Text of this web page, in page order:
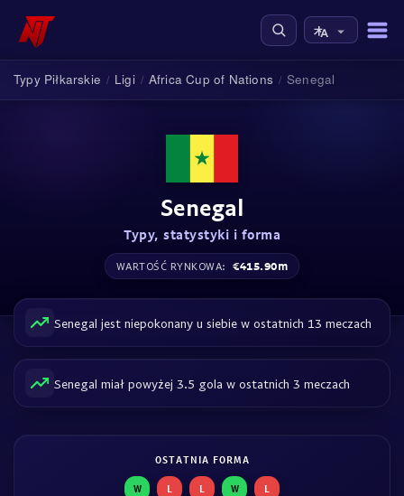
Typy Piłkarskie / Ligi / Africa Cup of Nations / Senegal
Senegal
Typy, statystyki i forma
WARTOŚĆ RYNKOWA: €415.90m
Senegal jest niepokonany u siebie w ostatnich 13 meczach
Senegal miał powyżej 3.5 gola w ostatnich 3 meczach
OSTATNIA FORMA
W L L W L